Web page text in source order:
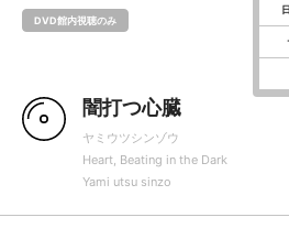
DVD館内視聴のみ
闇打つ心臓
ヤミウツシンゾウ
Heart, Beating in the Dark
Yami utsu sinzo